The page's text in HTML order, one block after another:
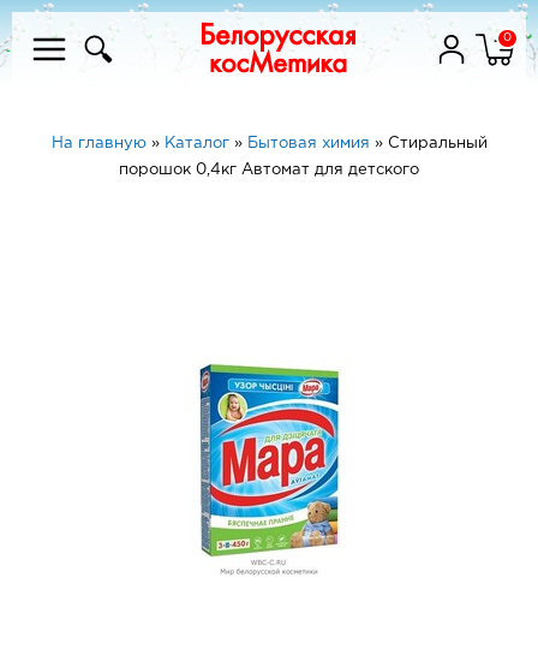
0
На главную» Каталог» Бытовая химия » Стиральный
порошок 0,4кг Автомат для детского